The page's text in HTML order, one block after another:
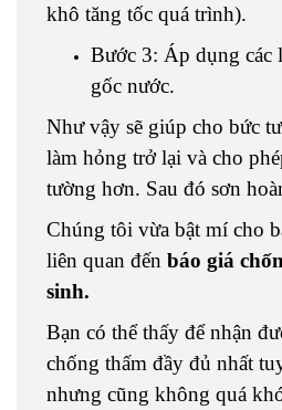
khô tăng tốc quá trình).
Bước 3: Áp dụng các
gốc nước.
Như vậy sẽ giúp cho bức
làm hỏng trở lại và cho
tường hơn. Sau đó sơn
Chúng tôi vừa bật mí cho
liên quan đến báo giá
sinh.
Bạn có thể thấy để nhận
chống thấm đầy đủ nhất
nhưng cũng không quá